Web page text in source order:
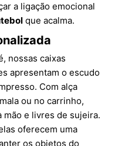
a ligação emocional
que acalma.
nossas caixas
apresentam o escudo
Com alça
ou no carrinho,
mão e livres de sujeira.
oferecem uma
os objetos do